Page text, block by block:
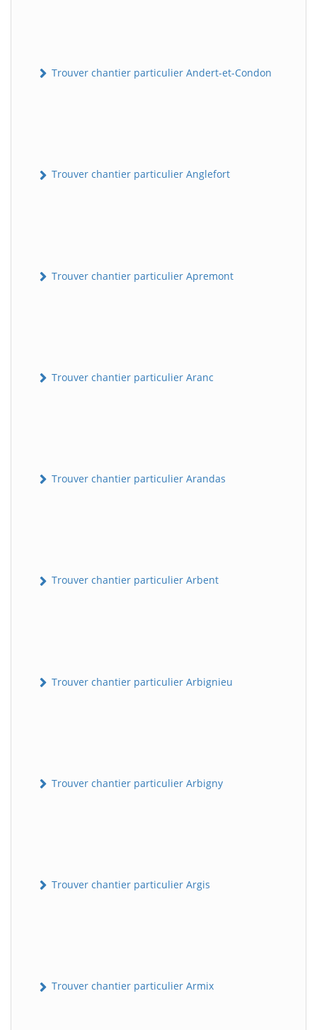
Trouver chantier particulier Andert-et-Condon
Trouver chantier particulier Anglefort
Trouver chantier particulier Apremont
Trouver chantier particulier Aranc
Trouver chantier particulier Arandas
Trouver chantier particulier Arbent
Trouver chantier particulier Arbignieu
Trouver chantier particulier Arbigny
Trouver chantier particulier Argis
Trouver chantier particulier Armix